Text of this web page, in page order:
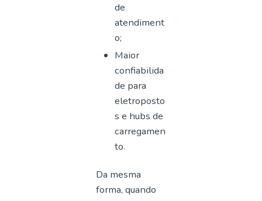
de
atendiment
o;
Maior
confiabilida
de para
eletroposto
s e hubs de
carregamen
to.
Da mesma
forma, quando